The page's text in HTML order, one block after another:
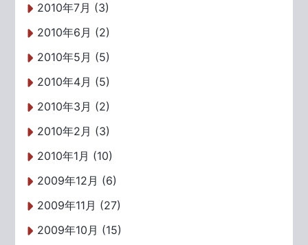
2010年7月 (3)
2010年6月 (2)
2010年5月 (5)
2010年4月 (5)
2010年3月 (2)
2010年2月 (3)
2010年1月 (10)
2009年12月 (6)
2009年11月 (27)
2009年10月 (15)